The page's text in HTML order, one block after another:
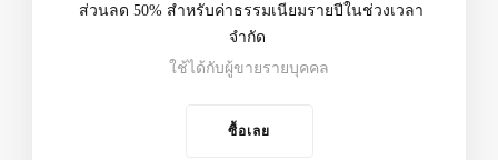
ส่วนลด 50% สำหรับค่าธรรมเนียมรายปีในช่วงเวลา
จำกัด
ใช้ได้กับผู้ขายรายบุคคล
ซื้อเลย